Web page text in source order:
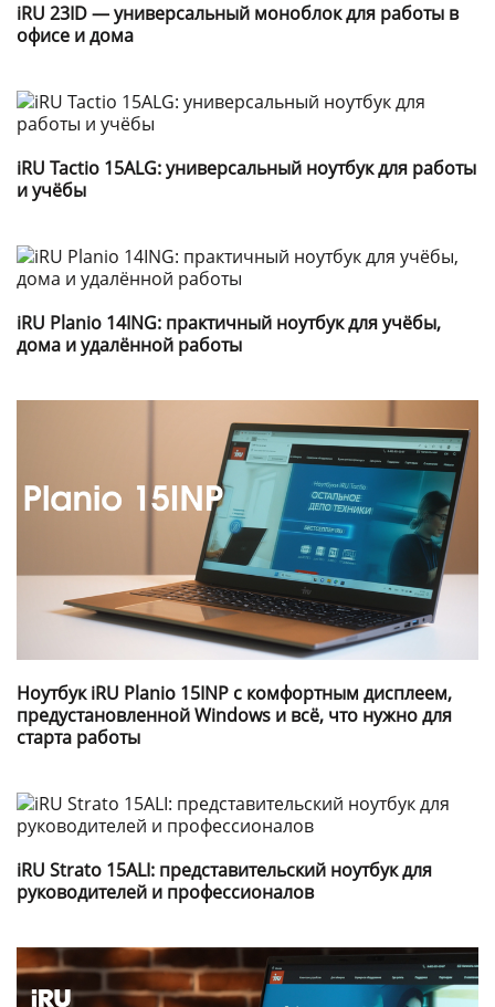
iRU 23ID — универсальный моноблок для работы в
офисе и дома
iRU Tactio 15ALG: универсальный ноутбук для работы
и учёбы
iRU Planio 14ING: практичный ноутбук для учёбы,
дома и удалённой работы
Ноутбук iRU Planio 15INP с комфортным дисплеем,
предустановленной Windows и всё, что нужно для
старта работы
iRU Strato 15ALI: представительский ноутбук для
руководителей и профессионалов